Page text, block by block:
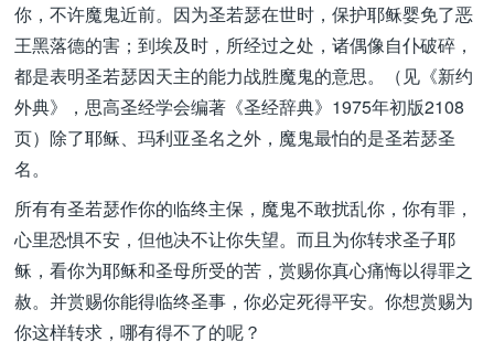
你，不许魔鬼近前。因为圣若瑟在世时，保护耶稣婴免了恶
王黑落德的害；到埃及时，所经过之处，诸偶像自仆破碎，
都是表明圣若瑟因天主的能力战胜魔鬼的意思。（见《新约
外典》，思高圣经学会编著《圣经辞典》1975年初版2108
页）除了耶稣、玛利亚圣名之外，魔鬼最怕的是圣若瑟圣
名。
所有有圣若瑟作你的临终主保，魔鬼不敢扰乱你，你有罪，
心里恐惧不安，但他决不让你失望。而且为你转求圣子耶
稣，看你为耶稣和圣母所受的苦，赏赐你真心痛悔以得罪之
赦。并赏赐你能得临终圣事，你必定死得平安。你想赏赐为
你这样转求，哪有得不了的呢？